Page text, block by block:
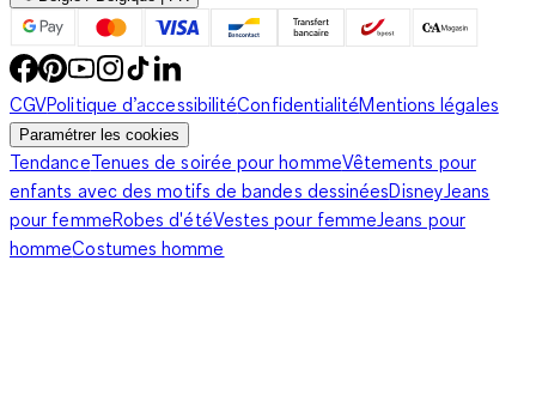
CGVPolitique d’accessibilitéConfidentialitéMentions légales
Paramétrer les cookies
TendanceTenues de soirée pour hommeVêtements pour
enfants avec des motifs de bandes dessinéesDisney Jeans
pour femmeRobes d'étéVestes pour femme Jeans pour
hommeCostumes homme